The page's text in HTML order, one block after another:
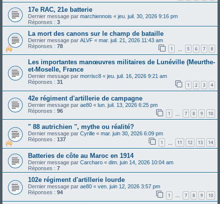
17e RAC, 21e batterie
Dernier message par marchiennois « jeu. juil. 30, 2026 9:16 pm
Réponses : 3
La mort des canons sur le champ de bataille
Dernier message par ALVF « mar. juil. 21, 2026 11:43 am
Réponses : 78 1 5 6 7 8
Les importantes manœuvres militaires de Lunéville (Meurthe-
et-Moselle, France
Dernier message par morrisc8 « jeu. juil. 16, 2026 9:21 am
Réponses : 31 1 2 3 4
42e régiment d'artillerie de campagne
Dernier message par ae80 « lun. juil. 13, 2026 6:25 pm
Réponses : 96 1 7 8 9 10
" 88 autrichien ", mythe ou réalité?
Dernier message par Cyrille « mar. juin 30, 2026 6:09 pm
Réponses : 137 1 11 12 13 14
Batteries de côte au Maroc en 1914
Dernier message par Carcharo « dim. juin 14, 2026 10:04 am
Réponses : 7
102e régiment d'artillerie lourde
Dernier message par ae80 « ven. juin 12, 2026 3:57 pm
Réponses : 94 1 … 7 8 9 10